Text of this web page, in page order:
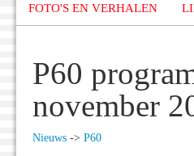
FOTO'S EN VERHALEN
P60
november
Nieuws -> P60